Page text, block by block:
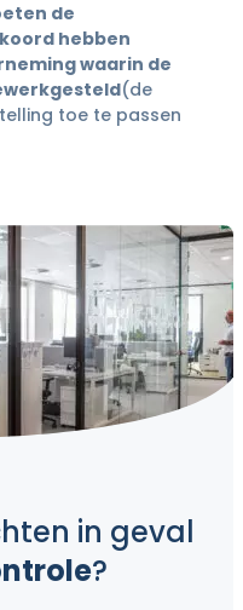
de
hebben
waarin de
(de
toe te passen
in geval
?